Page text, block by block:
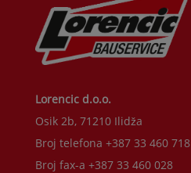
Lorencic d.o.o.
Osik 2b, 71210 Ilidža
Broj telefona +387 33 460 718
Broj fax-a +387 33 460 028